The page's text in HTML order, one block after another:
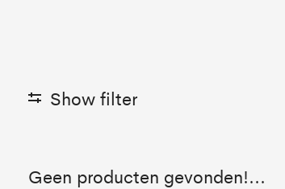
Show filter
Geen producten gevonden!...